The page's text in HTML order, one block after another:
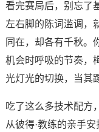
看完赛局后，别忘了
左右脚的陈词滥调，
同在，却各有千秋。
机会时呼吸的节奏，
光灯光的切换，当其
吃了这么多技术配方
从彼得·教练的亲手